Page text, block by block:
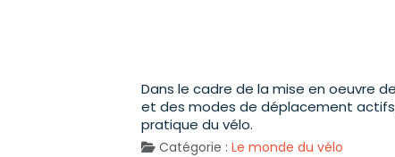
Dans le cadre de la mise en oeuvre
et des modes de déplacement
pratique du vélo.
Catégorie : Le monde du vélo